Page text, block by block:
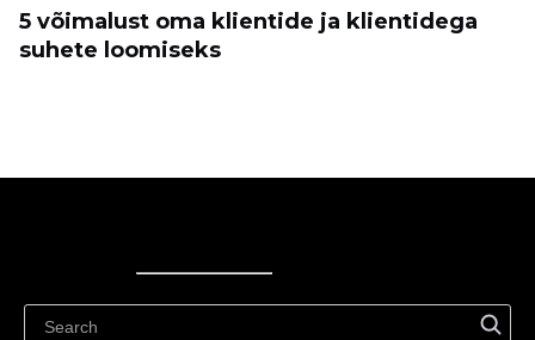
5 võimalust oma klientide ja klientidega
suhete loomiseks